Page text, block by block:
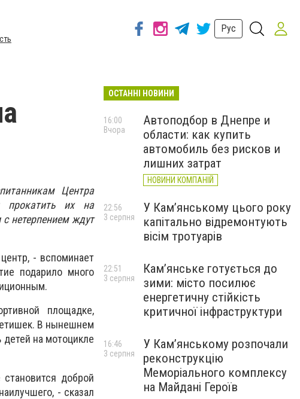
Рус
Центра
прокатить их на
нетерпением ждут
- вспоминает
подарило много
площадке,
В нынешнем
детей на мотоцикле
доброй
- сказал
ОСТАННІ НОВИНИ
Автоподбор в Днепре и
области: как купить
автомобиль без рисков и
лишних затрат
НОВИНИ КОМПАНІЙ
16:00
Вчора
У Кам’янському цього року
капітально відремонтують
вісім тротуарів
22:56
3 серпня
Кам’янське готується до
зими: місто посилює
енергетичну стійкість
критичної інфраструктури
22:51
3 серпня
У Кам’янському розпочали
реконструкцію
Меморіального комплексу
на Майдані Героїв
16:46
3 серпня